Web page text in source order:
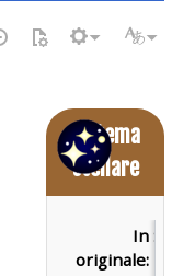
Sistema
stellare
In
originale: